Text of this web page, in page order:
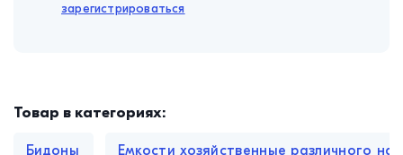
зарегистрироваться
Товар в категориях:
Бидоны Емкости хозяйственные различного